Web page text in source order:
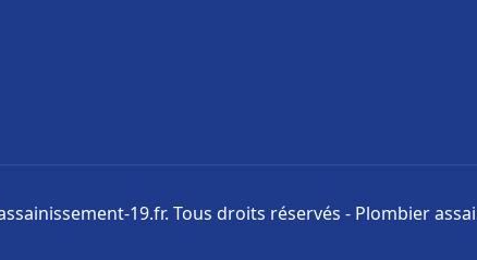
19.fr. Tous droits réservés - Plombier